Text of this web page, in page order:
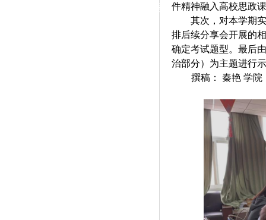
工会活动
件精神融入高校思政
其次，对本学期
排后续分享会开展的
确定考试题型。最后
治部分）为主题进行
撰稿： 秦艳 学院